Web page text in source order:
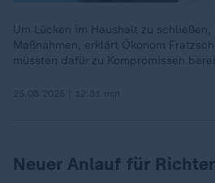
Um Lücken im Haushalt zu
Maßnahmen, erklärt Ökonom
müssten dafür zu Kompromissen
Neuer Anlauf für